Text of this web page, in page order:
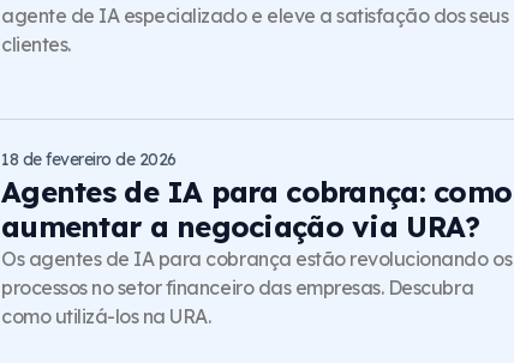
agente de IA especializado e eleve a satisfação dos seus
clientes.
Agentes de IA para cobrança: como
aumentar a negociação via URA?
18 de fevereiro de 2026
Os agentes de IA para cobrança estão revolucionando os
processos no setor financeiro das empresas. Descubra
como utilizá-los na URA.